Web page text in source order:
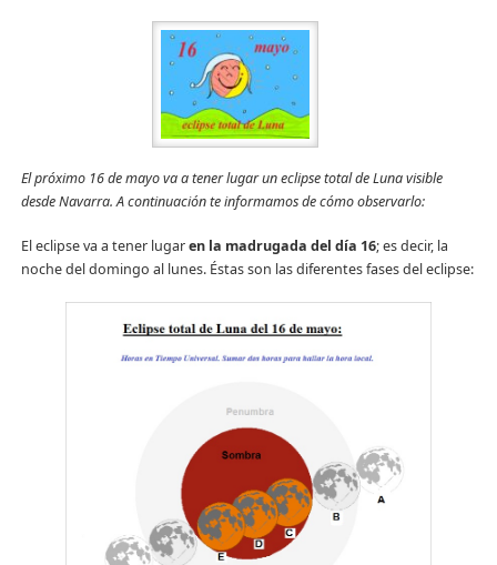
El próximo 16 de mayo va a tener lugar un eclipse total de Luna visible
desde Navarra. A continuación te informamos de cómo observarlo:
El eclipse va a tener lugaren la madrugada del día 16; es decir, la
noche del domingo al lunes. Éstas son las diferentes fases del eclipse: